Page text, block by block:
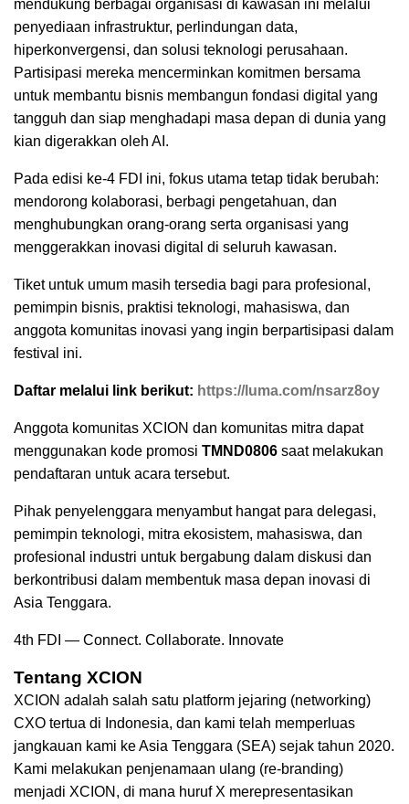
mendukung berbagai organisasi di kawasan ini melalui
penyediaan infrastruktur, perlindungan data,
hiperkonvergensi, dan solusi teknologi perusahaan.
Partisipasi mereka mencerminkan komitmen bersama
untuk membantu bisnis membangun fondasi digital yang
tangguh dan siap menghadapi masa depan di dunia yang
kian digerakkan oleh AI.
Pada edisi ke-4 FDI ini, fokus utama tetap tidak berubah:
mendorong kolaborasi, berbagi pengetahuan, dan
menghubungkan orang-orang serta organisasi yang
menggerakkan inovasi digital di seluruh kawasan.
Tiket untuk umum masih tersedia bagi para profesional,
pemimpin bisnis, praktisi teknologi, mahasiswa, dan
anggota komunitas inovasi yang ingin berpartisipasi dalam
festival ini.
Daftar melalui link berikut: https://luma.com/nsarz8oy
Anggota komunitas XCION dan komunitas mitra dapat
menggunakan kode promosi TMND0806 saat melakukan
pendaftaran untuk acara tersebut.
Pihak penyelenggara menyambut hangat para delegasi,
pemimpin teknologi, mitra ekosistem, mahasiswa, dan
profesional industri untuk bergabung dalam diskusi dan
berkontribusi dalam membentuk masa depan inovasi di
Asia Tenggara.
4th FDI — Connect. Collaborate. Innovate
Tentang XCION
XCION adalah salah satu platform jejaring (networking)
CXO tertua di Indonesia, dan kami telah memperluas
jangkauan kami ke Asia Tenggara (SEA) sejak tahun 2020.
Kami melakukan penjenamaan ulang (re-branding)
menjadi XCION, di mana huruf X merepresentasikan